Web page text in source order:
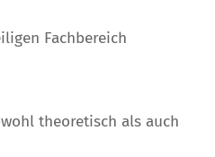
Fachbereich
theoretisch als auch